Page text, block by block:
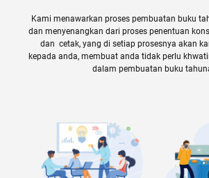
Kami menawarkan proses pembuatan buku
dan menyenangkan dari proses penentuan
dan cetak, yang di setiap prosesnya akan
kepada anda, membuat anda tidak perlu
dalam pembuatan buku